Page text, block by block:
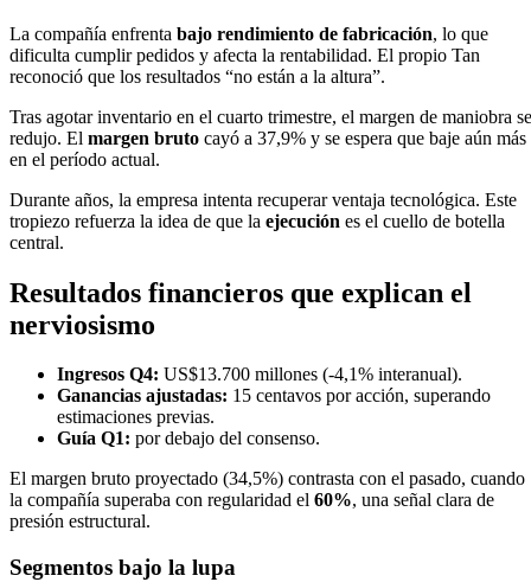
La compañía enfrenta bajo rendimiento de fabricación, lo que
dificulta cumplir pedidos y afecta la rentabilidad. El propio Tan
reconoció que los resultados “no están a la altura”.
Tras agotar inventario en el cuarto trimestre, el margen de maniobra se
redujo. El margen bruto cayó a 37,9% y se espera que baje aún más
en el período actual.
Durante años, la empresa intenta recuperar ventaja tecnológica. Este
tropiezo refuerza la idea de que la ejecución es el cuello de botella
central.
Resultados financieros que explican el
nerviosismo
Ingresos Q4: US$13.700 millones (-4,1% interanual).
Ganancias ajustadas: 15 centavos por acción, superando
estimaciones previas.
Guía Q1: por debajo del consenso.
El margen bruto proyectado (34,5%) contrasta con el pasado, cuando
la compañía superaba con regularidad el 60%, una señal clara de
presión estructural.
Segmentos bajo la lupa